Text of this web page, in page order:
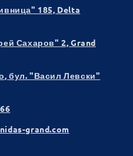
185, Delta
Сахаров" 2, Grand
, бул. "Васил Левски"
grand.com